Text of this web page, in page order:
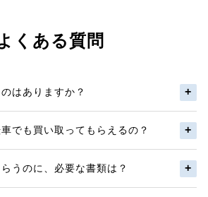
くある質問
はありますか？
でも買い取ってもらえるの？
うのに、必要な書類は？